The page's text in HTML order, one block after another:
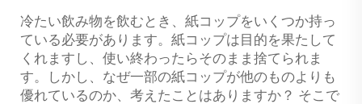
冷たい飲み物を飲むとき、紙コップをいくつか持っ
ている必要があります。紙コップは目的を果たして
くれますし、使い終わったらそのまま捨てられま
す。しかし、なぜ一部の紙コップが他のものよりも
優れているのか、考えたことはありますか？ そこで